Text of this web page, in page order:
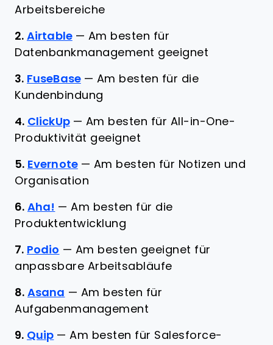
Arbeitsbereiche
2. Airtable — Am besten für
Datenbankmanagement geeignet
3. FuseBase — Am besten für die
Kundenbindung
4. ClickUp — Am besten für All-in-One-
Produktivität geeignet
5. Evernote — Am besten für Notizen und
Organisation
6. Aha! —Am besten für die
Produktentwicklung
7. Podio — Am besten geeignet für
anpassbare Arbeitsabläufe
8. Asana — Am besten für
Aufgabenmanagement
9. Quip —Am besten für Salesforce-